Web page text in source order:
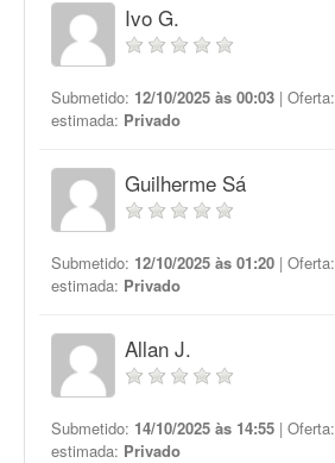
Ivo G.
Submetido: 12/10/2025 às 00:03 | Oferta:
estimada: Privado
Guilherme Sá
Submetido: 12/10/2025 às 01:20 | Oferta:
estimada: Privado
Allan J.
Submetido: 14/10/2025 às 14:55 | Oferta:
estimada: Privado